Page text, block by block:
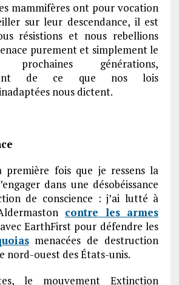
mammifères ont pour vocation
sur leur descendance, il est
résistions et nous rebellions
purement et simplement le
générations,
de ce que nos lois
nous dictent.
première fois que je ressens la
dans une désobéissance
de conscience : j’ai lutté à
contre les armes
EarthFirst pour défendre les
menacées de destruction
nord-ouest des États-unis.
le mouvement Extinction